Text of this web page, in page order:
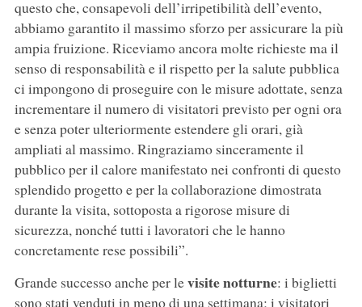
questo che, consapevoli dell’irripetibilità dell’evento,
abbiamo garantito il massimo sforzo per assicurare la più
ampia fruizione. Riceviamo ancora molte richieste ma il
senso di responsabilità e il rispetto per la salute pubblica
ci impongono di proseguire con le misure adottate, senza
incrementare il numero di visitatori previsto per ogni ora
e senza poter ulteriormente estendere gli orari, già
ampliati al massimo. Ringraziamo sinceramente il
pubblico per il calore manifestato nei confronti di questo
splendido progetto e per la collaborazione dimostrata
durante la visita, sottoposta a rigorose misure di
sicurezza, nonché tutti i lavoratori che le hanno
concretamente rese possibili”.
Grande successo anche per levisite notturne: i biglietti
sono stati venduti in meno di una settimana; i visitatori